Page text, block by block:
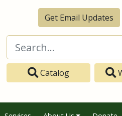
Get Email Updates
Catalog